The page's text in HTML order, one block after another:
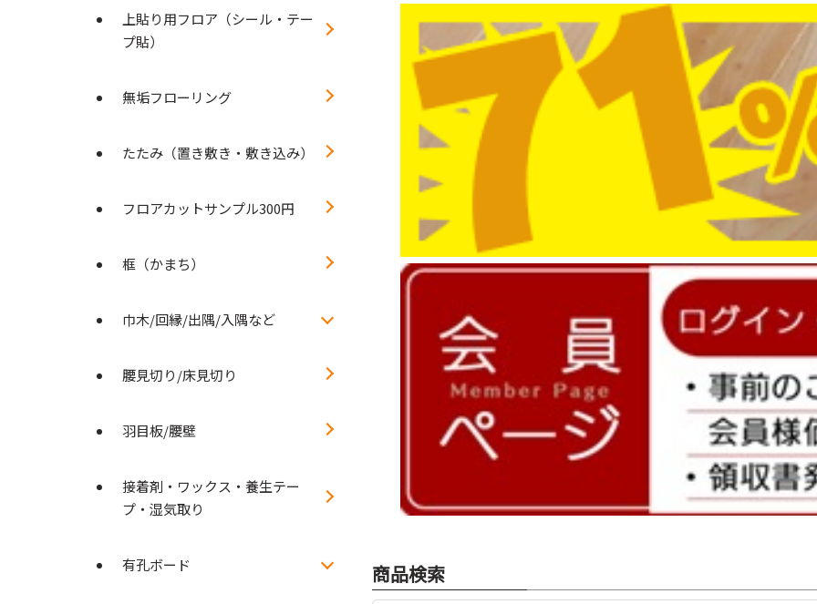
商品検索
上貼り用フロア（シール・テー
プ貼）
無垢フローリング
たたみ（置き敷き・敷き込み）
フロアカットサンプル300円
框（かまち）
巾木/回縁/出隅/入隅など
腰見切り/床見切り
羽目板/腰壁
接着剤・ワックス・養生テー
プ・湿気取り
有孔ボード